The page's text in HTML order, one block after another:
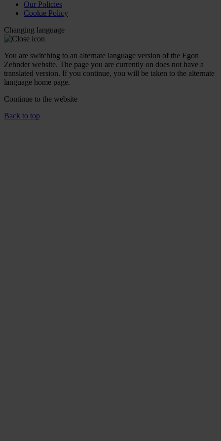
Our Policies
Cookie Policy
Changing language
You are switching to an alternate language version of the Egon
Zehnder website. The page you are currently on does not have a
translated version. If you continue, you will be taken to the alternate
language home page.
Continue to the website
Back to top